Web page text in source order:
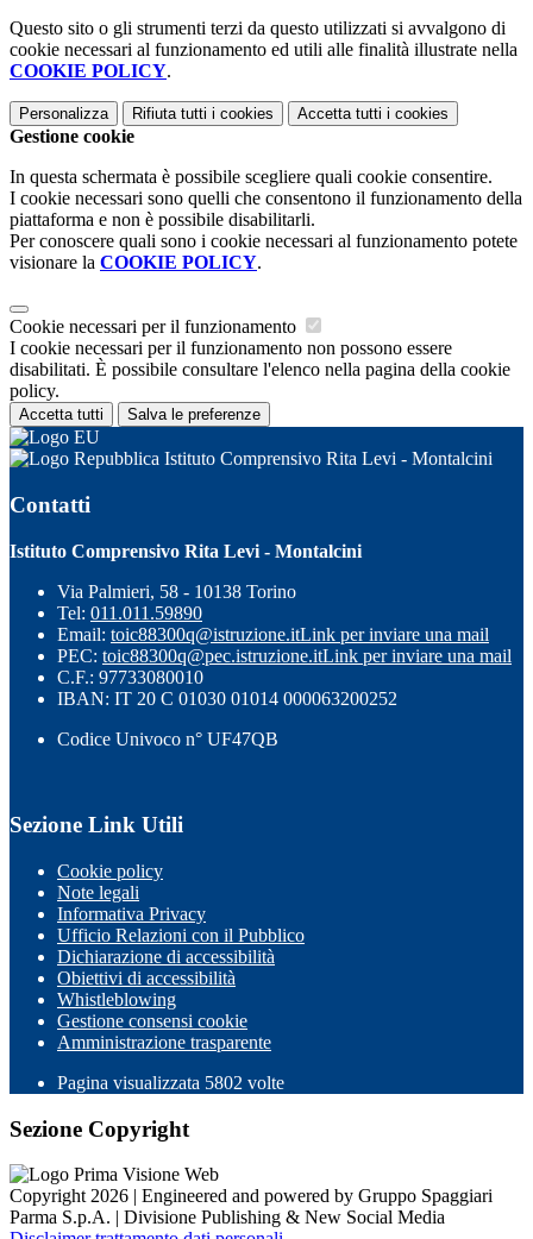
Questo sito o gli strumenti terzi da questo utilizzati si avvalgono di
cookie necessari al funzionamento ed utili alle finalità illustrate nella
COOKIE POLICY.
Personalizza Rifiuta tutti i cookies Accetta tutti i cookies
Gestione cookie
In questa schermata è possibile scegliere quali cookie consentire.
I cookie necessari sono quelli che consentono il funzionamento della
piattaforma e non è possibile disabilitarli.
Per conoscere quali sono i cookie necessari al funzionamento potete
visionare la COOKIE POLICY.
Cookie necessari per il funzionamento
I cookie necessari per il funzionamento non possono essere
disabilitati. È possibile consultare l'elenco nella pagina della cookie
policy.
Accetta tutti Salva le preferenze
Istituto Comprensivo Rita Levi - Montalcini
Contatti
Istituto Comprensivo Rita Levi - Montalcini
Via Palmieri, 58 - 10138 Torino
Tel: 011.011.59890
Email: toic88300q@istruzione.itLink per inviare una mail
PEC: toic88300q@pec.istruzione.itLink per inviare una mail
C.F.: 97733080010
IBAN: IT 20 C 01030 01014 000063200252
Codice Univoco n° UF47QB
Sezione Link Utili
Cookie policy
Note legali
Informativa Privacy
Ufficio Relazioni con il Pubblico
Dichiarazione di accessibilità
Obiettivi di accessibilità
Whistleblowing
Gestione consensi cookie
Amministrazione trasparente
Pagina visualizzata 5802 volte
Sezione Copyright
Copyright 2026 | Engineered and powered by Gruppo Spaggiari
Parma S.p.A. | Divisione Publishing & New Social Media